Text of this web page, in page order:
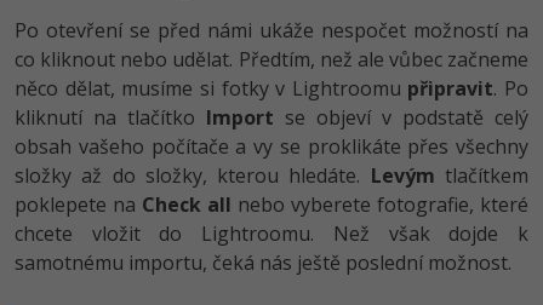
Po otevření se před námi ukáže nespočet možností na
co kliknout nebo udělat. Předtím, než ale vůbec začneme
něco dělat, musíme si fotky v Lightroomu připravit. Po
kliknutí na tlačítko Import se objeví v podstatě celý
obsah vašeho počítače a vy se proklikáte přes všechny
složky až do složky, kterou hledáte. Levým tlačítkem
poklepete na Check all nebo vyberete fotografie, které
chcete vložit do Lightroomu. Než však dojde k
samotnému importu, čeká nás ještě poslední možnost.